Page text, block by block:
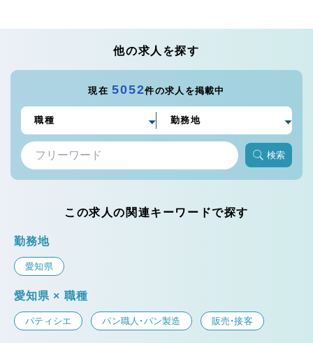
他の求人を探す
現在5052件の求人を掲載中
検索
この求人の関連キーワードで探す
勤務地
愛知県
愛知県 × 職種
パティシエ パン職人・パン製造 販売・接客